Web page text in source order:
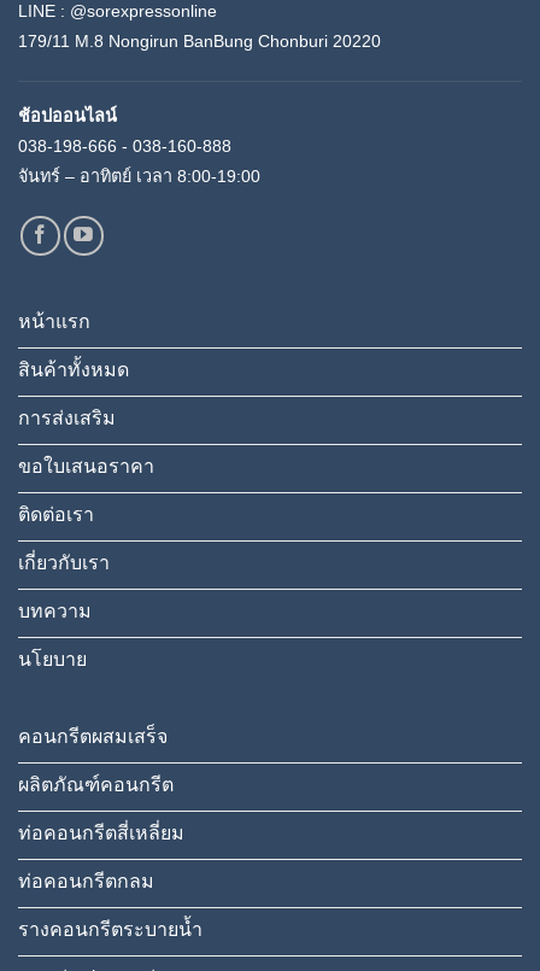
LINE : @sorexpressonline
179/11 M.8 Nongirun BanBung Chonburi 20220
ช้อปออนไลน์
038-198-666 - 038-160-888
จันทร์ – อาทิตย์ เวลา 8:00-19:00
หน้าแรก
สินค้าทั้งหมด
การส่งเสริม
ขอใบเสนอราคา
ติดต่อเรา
เกี่ยวกับเรา
บทความ
นโยบาย
คอนกรีตผสมเสร็จ
ผลิตภัณฑ์คอนกรีต
ท่อคอนกรีตสี่เหลี่ยม
ท่อคอนกรีตกลม
รางคอนกรีตระบายน้ำ